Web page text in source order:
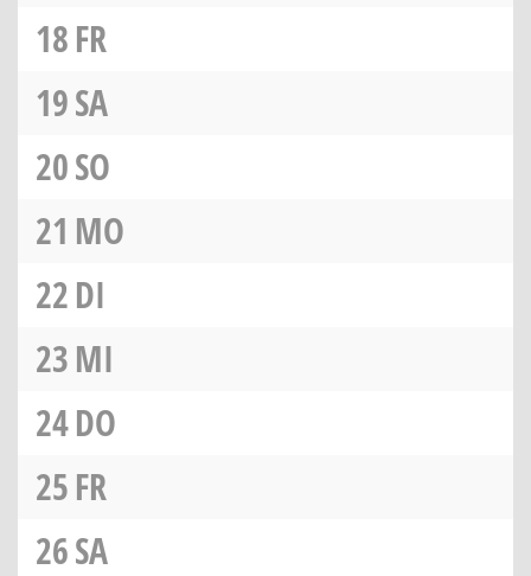
18FR
19SA
20SO
21 MO
22DI
23MI
24DO
25FR
26SA